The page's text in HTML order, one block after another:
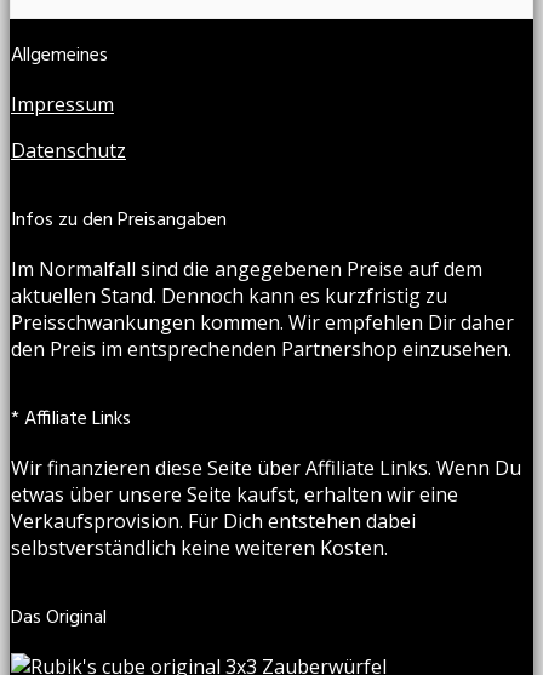
Allgemeines
Impressum
Datenschutz
Infos zu den Preisangaben
Im Normalfall sind die angegebenen Preise auf dem
aktuellen Stand. Dennoch kann es kurzfristig zu
Preisschwankungen kommen. Wir empfehlen Dir daher
den Preis im entsprechenden Partnershop einzusehen.
* Affiliate Links
Wir finanzieren diese Seite über Affiliate Links. Wenn Du
etwas über unsere Seite kaufst, erhalten wir eine
Verkaufsprovision. Für Dich entstehen dabei
selbstverständlich keine weiteren Kosten.
Das Original